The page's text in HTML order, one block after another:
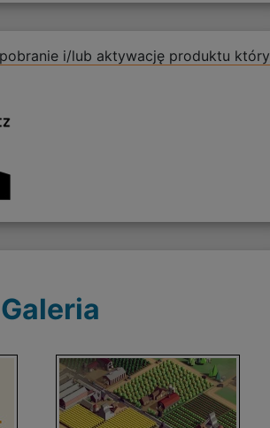
i/lub aktywację produktu który
Galeria